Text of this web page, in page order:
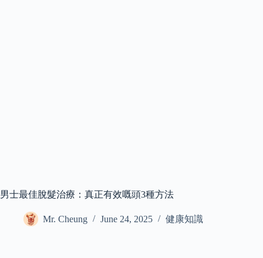
男士最佳脫髮治療：真正有效嘅頭3種方法
Mr. Cheung June 24, 2025 健康知識